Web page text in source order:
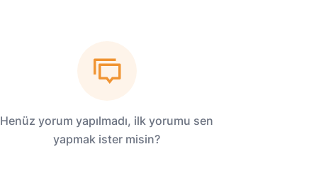
Henüz yorum yapılmadı, ilk yorumu sen
yapmak ister misin?